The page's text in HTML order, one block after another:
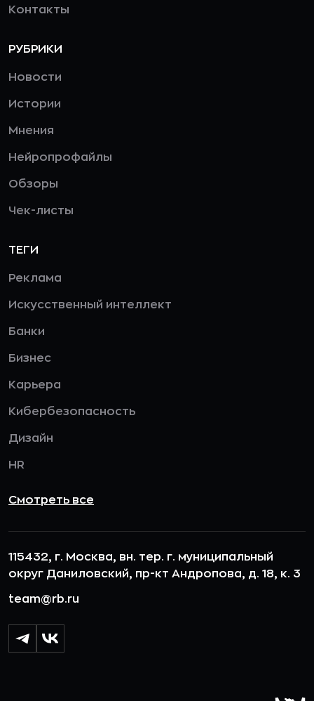
Контакты
РУБРИКИ
Новости
Истории
Мнения
Нейропрофайлы
Обзоры
Чек-листы
ТЕГИ
Реклама
Искусственный интеллект
Банки
Бизнес
Карьера
Кибербезопасность
Дизайн
HR
Смотреть все
115432, г. Москва, вн. тер. г. муниципальный
округ Даниловский, пр-кт Андропова, д. 18, к. 3
team@rb.ru